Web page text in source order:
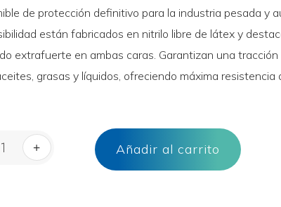
de protección definitivo para la industria pesada y
están fabricados en nitrilo libre de látex y
extrafuerte en ambas caras. Garantizan una
grasas y líquidos, ofreciendo máxima resistencia
Guantes de Nitrilo Naranja Extrafuertes con Agarre
+ Añadir al carrito